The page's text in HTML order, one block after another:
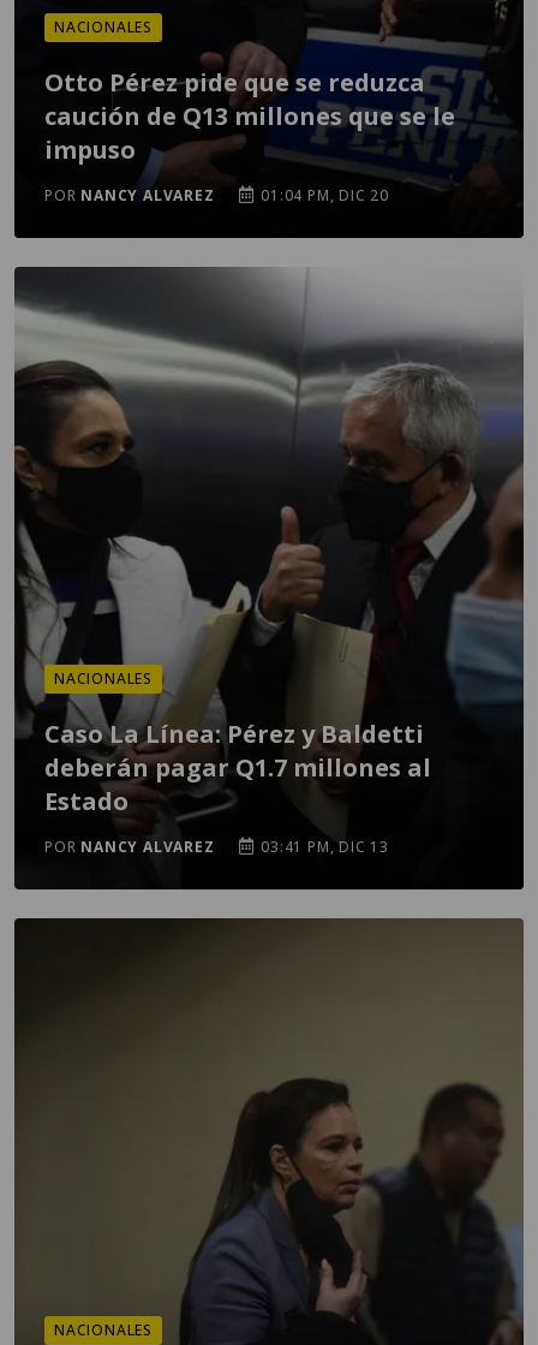
NACIONALES
Otto Pérez pide que se reduzca
caución de Q13 millones que se le
impuso
POR NANCY ALVAREZ 01:04 PM, DIC 20
NACIONALES
Caso La Línea: Pérez y Baldetti
deberán pagar Q1.7 millones al
Estado
POR NANCY ALVAREZ 03:41 PM, DIC 13
NACIONALES